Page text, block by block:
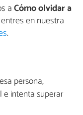
aCómo olvidar a
en nuestra
.
persona,
intenta superar